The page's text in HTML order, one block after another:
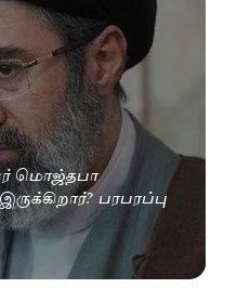
மொஜ்தபா
பரபரப்பு